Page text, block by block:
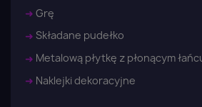
➜ Grę
➜ Składane pudełko
➜ Metalową płytkę z płonącym
➜ Naklejki dekoracyjne